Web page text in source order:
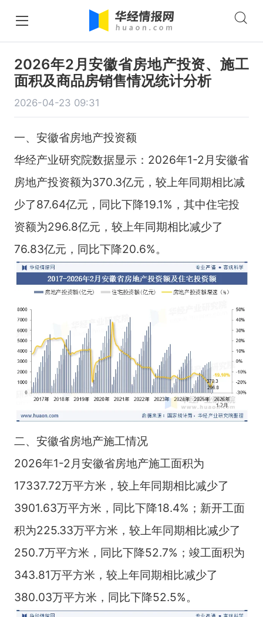
2026年2月安徽省房地产投资、施工
面积及商品房销售情况统计分析
2026-04-23 09:31
一、安徽省房地产投资额
华经产业研究院数据显示：2026年1-2月安徽省
房地产投资额为370.3亿元，较上年同期相比减
少了87.64亿元，同比下降19.1%，其中住宅投
资额为296.8亿元，较上年同期相比减少了
76.83亿元，同比下降20.6%。
二、安徽省房地产施工情况
2026年1-2月安徽省房地产施工面积为
17337.72万平方米，较上年同期相比减少了
3901.63万平方米，同比下降18.4%；新开工面
积为225.33万平方米，较上年同期相比减少了
250.7万平方米，同比下降52.7%；竣工面积为
343.81万平方米，较上年同期相比减少了
380.03万平方米，同比下降52.5%。